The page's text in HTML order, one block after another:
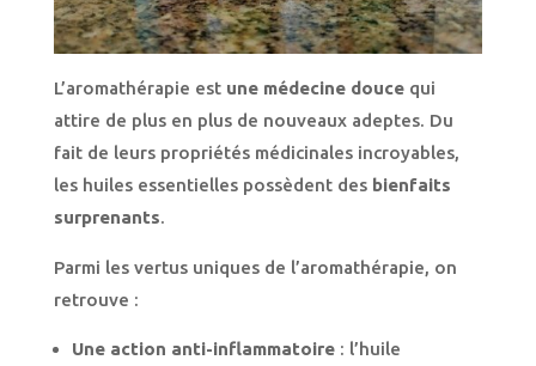
L’aromathérapie est une médecine doucequi
attire de plus en plus de nouveaux adeptes. Du
fait de leurs propriétés médicinales incroyables,
les huiles essentielles possèdent des bienfaits
surprenants.
Parmi les vertus uniques de l’aromathérapie, on
retrouve :
Une action anti-inflammatoire : l’huile